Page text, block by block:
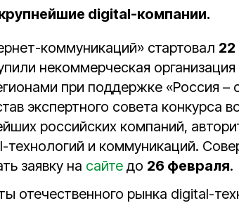
digital-компании.
коммуникаций» стартовал 22
некоммерческая
при поддержке «Россия –
экспертного совета конкурса
российских компаний,
технологий и коммуникаций.
заявку на сайте до 26 февраля.
отечественного рынка digital-